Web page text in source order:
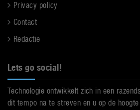
Privacy policy
Contact
Redactie
Lets go social!
Technologie ontwikkelt zich in een
dit tempo na te streven en u op de